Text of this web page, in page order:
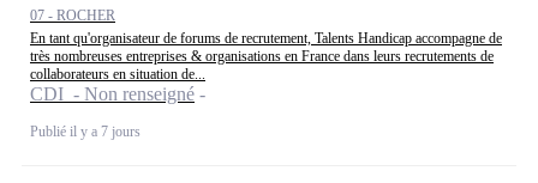
07 - ROCHER
En tant qu'organisateur de forums de recrutement, Talents Handicap accompagne de
très nombreuses entreprises & organisations en France dans leurs recrutements de
collaborateurs en situation de...
CDI - Non renseigné
Publié il y a 7 jours